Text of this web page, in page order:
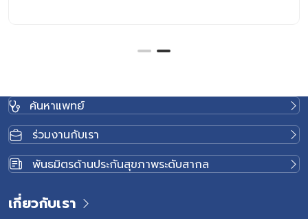
ค้นหาแพทย์
ร่วมงานกับเรา
พันธมิตรด้านประกันสุขภาพระดับสากล
เกี่ยวกับเรา